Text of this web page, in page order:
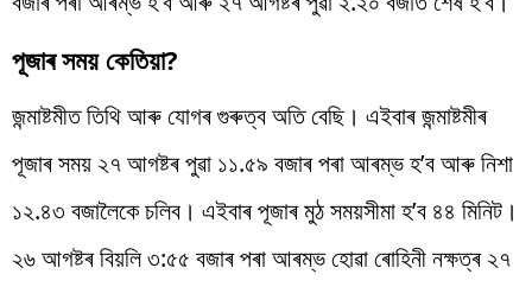
পূজাৰ সময় কেতিয়া?
জন্মাষ্টমীত তিথি আৰু যোগৰ গুৰুত্ব অতি বেছি। এইবাৰ জন্মাষ্টমীৰ
পূজাৰ সময় ২৭ আগষ্টৰ পুৱা ১১.৫৯ বজাৰ পৰা আৰম্ভ হ’ব আৰু নিশা
১২.৪৩ বজালৈকে চলিব। এইবাৰ পূজাৰ মুঠ সময়সীমা হ’ব ৪৪ মিনিট।
২৬ আগষ্টৰ বিয়লি ৩:৫৫ বজাৰ পৰা আৰম্ভ হোৱা ৰোহিনী নক্ষত্ৰ ২৭